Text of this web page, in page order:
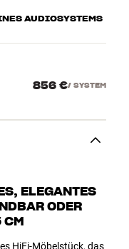
AUDIOSYSTEMS
856 €/ SYSTEM
ELEGANTES
ODER
CM
HiFi-Möbelstück, das